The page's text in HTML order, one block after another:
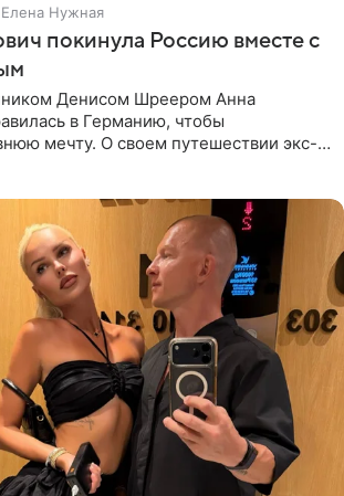
Елена Нужная
покинула Россию вместе с
Денисом Шреером Анна
в Германию, чтобы
мечту. О своем путешествии экс-